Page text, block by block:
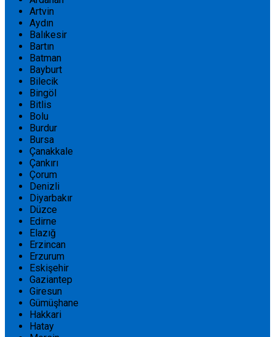
Artvin
Aydın
Balıkesir
Bartın
Batman
Bayburt
Bilecik
Bingöl
Bitlis
Bolu
Burdur
Bursa
Çanakkale
Çankırı
Çorum
Denizli
Diyarbakır
Düzce
Edirne
Elazığ
Erzincan
Erzurum
Eskişehir
Gaziantep
Giresun
Gümüşhane
Hakkari
Hatay